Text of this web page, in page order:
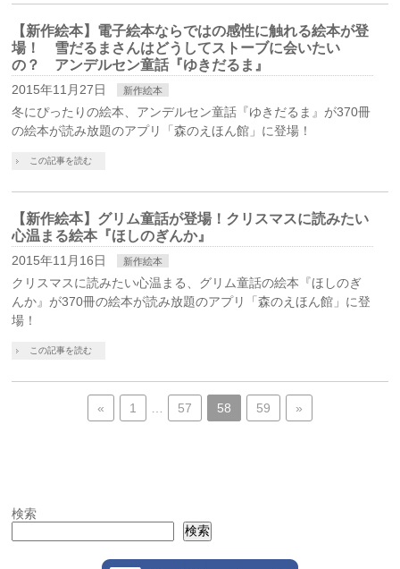
【新作絵本】電子絵本ならではの感性に触れる絵本が登
場！ 雪だるまさんはどうしてストーブに会いたい
の？ アンデルセン童話『ゆきだるま』
2015年11月27日 新作絵本
冬にぴったりの絵本、アンデルセン童話『ゆきだるま』が370冊
の絵本が読み放題のアプリ「森のえほん館」に登場！
この記事を読む
【新作絵本】グリム童話が登場！クリスマスに読みたい
心温まる絵本『ほしのぎんか』
2015年11月16日 新作絵本
クリスマスに読みたい心温まる、グリム童話の絵本『ほしのぎ
んか』が370冊の絵本が読み放題のアプリ「森のえほん館」に登
場！
この記事を読む
« 1 57 58 59 »
検索
検索